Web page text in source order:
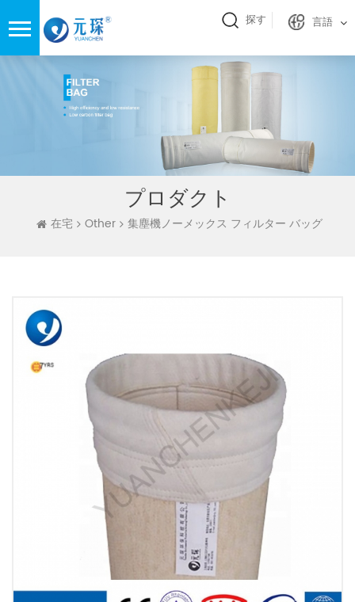
探す 言語
プロダクト
在宅 Other 集塵機ノーメックス フィルター バッグ